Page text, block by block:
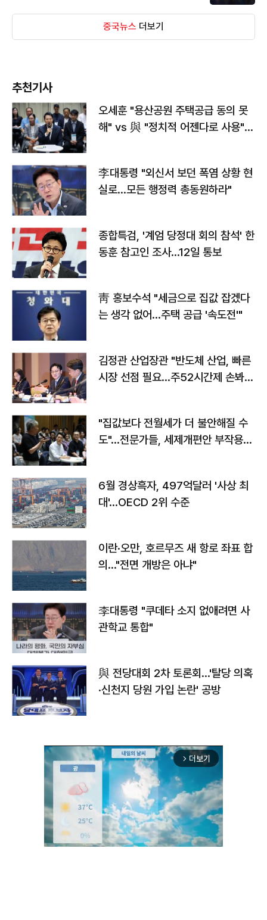
중국뉴스 더보기
추천기사
오세훈 "용산공원 주택공급 동의 못
해" vs 與 "정치적 어젠다로 사용"
李대통령 "외신서 보던 폭염 상황 현
실로…모든 행정력 총동원하라"
종합특검, '계엄 당정대 회의 참석' 한
동훈 참고인 조사...12일 통보
靑 홍보수석 "세금으로 집값 잡겠다
는 생각 없어…주택 공급 '속도전'"
김정관 산업장관 "반도체 산업, 빠른
시장 선점 필요…주52시간제 손봐
"집값보다 전월세가 더 불안해질 수
도"…전문가들, 세제개편안 부작용
6월 경상흑자, 497억달러 '사상 최
대'…OECD 2위 수준
이란·오만, 호르무즈 새 항로 좌표 합
의…"전면 개방은 아냐"
李대통령 "쿠데타 소지 없애려면 사
관학교 통합"
與 전당대회 2차 토론회…'탈당 의혹
·신천지 당원 가입 논란' 공방
arrow_forward_ios 더보기